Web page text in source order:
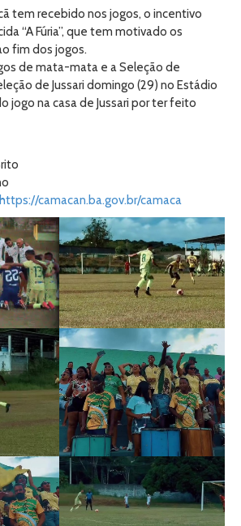
tem recebido nos jogos, o incentivo
“A Fúria”, que tem motivado os
fim dos jogos.
de mata-mata e a Seleção de
de Jussari domingo (29) no Estádio
jogo na casa de Jussari por ter feito
https://camacan.ba.gov.br/camaca